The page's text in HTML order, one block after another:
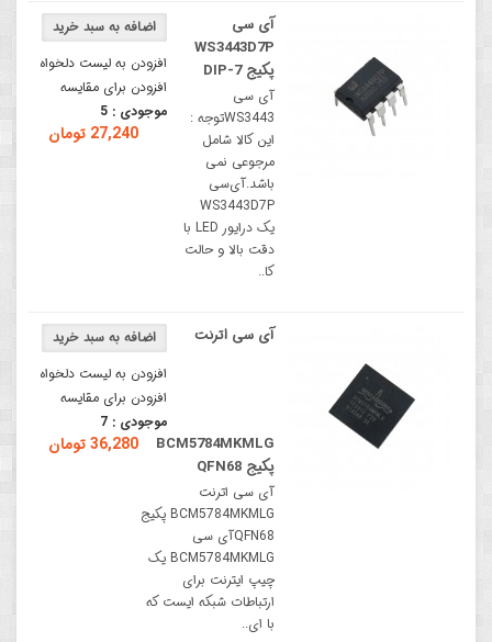
افزودن به لیست دلخواه
افزودن برای مقایسه
موجودی : 5
27,240 تومان
آی سی
WS3443D7P
پکیج DIP-7
آی سی
WS3443توجه :
این کالا شامل
مرجوعی نمی
باشد.آی‌سی
WS3443D7P
یک درایور LED با
دقت بالا و حالت
کا..
افزودن به لیست دلخواه
افزودن برای مقایسه
موجودی : 7
36,280 تومان
آی سی اترنت
BCM5784MKMLG
پکیج QFN68
آی سی اترنت
BCM5784MKMLG پکیج
QFN68آی سی
BCM5784MKMLG یک
چیپ ایترنت برای
ارتباطات شبکه ایست که
با ای..